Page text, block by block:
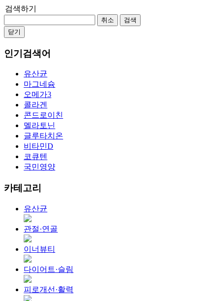
검색하기
취소
검색
닫기
인기검색어
유산균
마그네슘
오메가3
콜라겐
콘드로이친
멜라토닌
글루타치온
비타민D
코큐텐
국민영양
카테고리
유산균
관절·연골
이너뷰티
다이어트·슬림
피로개선·활력